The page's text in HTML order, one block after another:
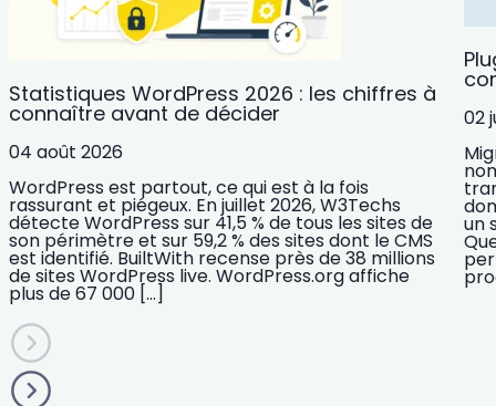
Statistiques WordPress 2026 : les chiffres à
connaître avant de décider
04 août 2026
WordPress est partout, ce qui est à la fois
rassurant et piégeux. En juillet 2026, W3Techs
détecte WordPress sur 41,5 % de tous les sites de
son périmètre et sur 59,2 % des sites dont le CMS
est identifié. BuiltWith recense près de 38 millions
de sites WordPress live. WordPress.org affiche
plus de 67 000 […]
02
un